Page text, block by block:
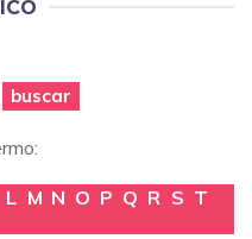
buscar
L M N O P Q R S T